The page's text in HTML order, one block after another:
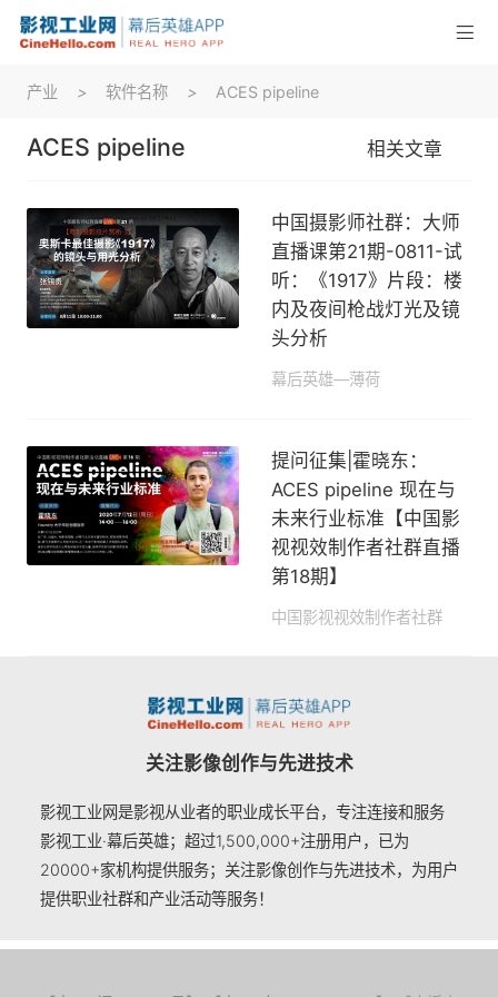
产业 > 软件名称 > ACES pipeline
ACES pipeline 相关文章
中国摄影师社群：大师
直播课第21期-0811-试
听：《1917》片段：楼
内及夜间枪战灯光及镜
头分析
幕后英雄—薄荷
提问征集|霍晓东：
ACES pipeline 现在与
未来行业标准【中国影
视视效制作者社群直播
第18期】
中国影视视效制作者社群
关注影像创作与先进技术
影视工业网是影视从业者的职业成长平台，专注连接和服务
影视工业·幕后英雄；超过1,500,000+注册用户，已为
20000+家机构提供服务；关注影像创作与先进技术，为用户
提供职业社群和产业活动等服务！